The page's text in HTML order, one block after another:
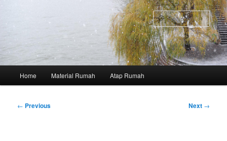
content
Home Material Rumah Atap Rumah
Post
← Previous Next →